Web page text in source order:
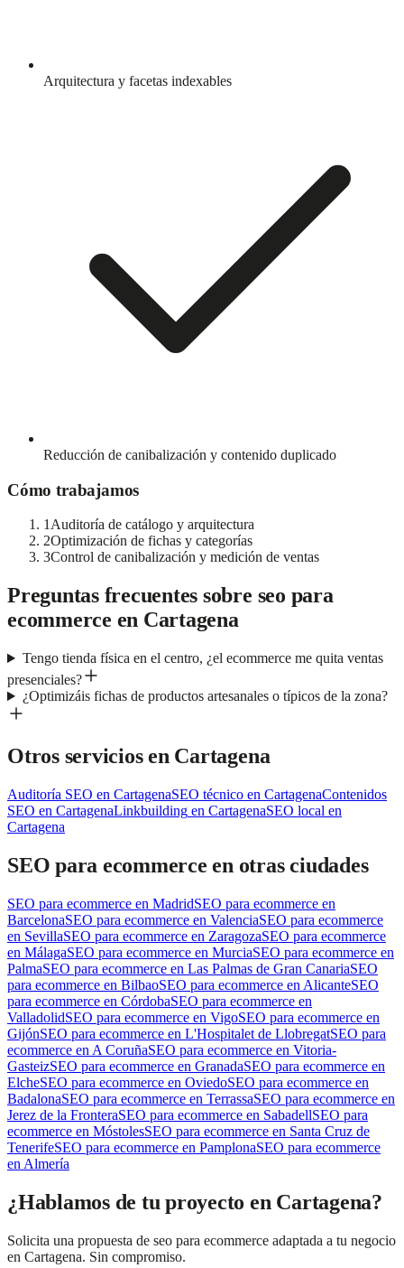
Arquitectura y facetas indexables
Reducción de canibalización y contenido duplicado
Cómo trabajamos
1 Auditoría de catálogo y arquitectura
2Optimización de fichas y categorías
3Control de canibalización y medición de ventas
Preguntas frecuentes sobre seo para
ecommerce en Cartagena
Tengo tienda física en el centro, ¿el ecommerce me quita ventas
presenciales?
¿Optimizáis fichas de productos artesanales o típicos de la zona?
Otros servicios en Cartagena
Auditoría SEO en CartagenaSEO técnico en CartagenaContenidos
SEO en CartagenaLinkbuilding en CartagenaSEO local en
Cartagena
SEO para ecommerce en otras ciudades
SEO para ecommerce en MadridSEO para ecommerce en
BarcelonaSEO para ecommerce en ValenciaSEO para ecommerce
en SevillaSEO para ecommerce en ZaragozaSEO para ecommerce
en MálagaSEO para ecommerce en MurciaSEO para ecommerce en
PalmaSEO para ecommerce en Las Palmas de Gran CanariaSEO
para ecommerce en BilbaoSEO para ecommerce en AlicanteSEO
para ecommerce en CórdobaSEO para ecommerce en
ValladolidSEO para ecommerce en VigoSEO para ecommerce en
GijónSEO para ecommerce en L'Hospitalet de LlobregatSEO para
ecommerce en A CoruñaSEO para ecommerce en Vitoria-
GasteizSEO para ecommerce en GranadaSEO para ecommerce en
ElcheSEO para ecommerce en OviedoSEO para ecommerce en
BadalonaSEO para ecommerce en TerrassaSEO para ecommerce en
Jerez de la FronteraSEO para ecommerce en SabadellSEO para
ecommerce en MóstolesSEO para ecommerce en Santa Cruz de
TenerifeSEO para ecommerce en PamplonaSEO para ecommerce
en Almería
¿Hablamos de tu proyecto en Cartagena?
Solicita una propuesta de seo para ecommerce adaptada a tu negocio
en Cartagena. Sin compromiso.